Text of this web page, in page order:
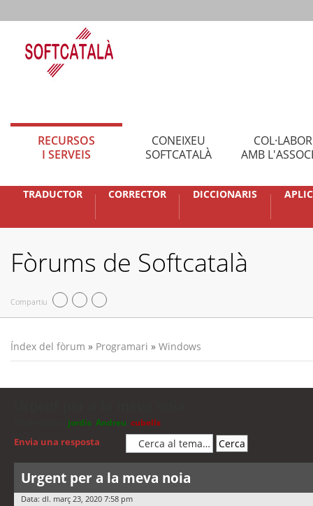
RECURSOS
I SERVEIS
CONEIXEU
SOFTCATALÀ
AMB
TRADUCTOR CORRECTOR DICCIONARIS
Fòrums de Softcatalà
Compartiu
Índex del fòrum » Programari » Windows
jordis Andreu cubells
Envia una resposta
Urgent per a la meva noia
Data: dl. març 23, 2020 7:58 pm